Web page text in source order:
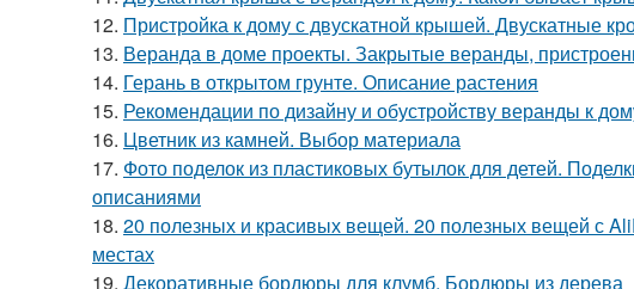
12. Пристройка к дому с двускатной крышей. Двускатные
13. Веранда в доме проекты. Закрытые веранды,
14. Герань в открытом грунте. Описание растения
15. Рекомендации по дизайну и обустройству веранды к
16. Цветник из камней. Выбор материала
17. Фото поделок из пластиковых бутылок для детей.
описаниями
18. 20 полезных и красивых вещей. 20 полезных вещей с
местах
19. Декоративные бордюры для клумб. Бордюры из дерева